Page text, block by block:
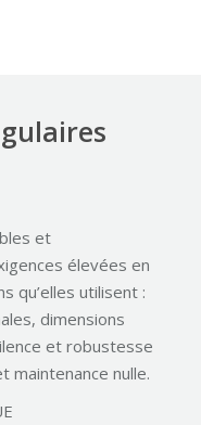
et
élevées en
qu’elles utilisent :
dimensions
et robustesse
maintenance nulle.